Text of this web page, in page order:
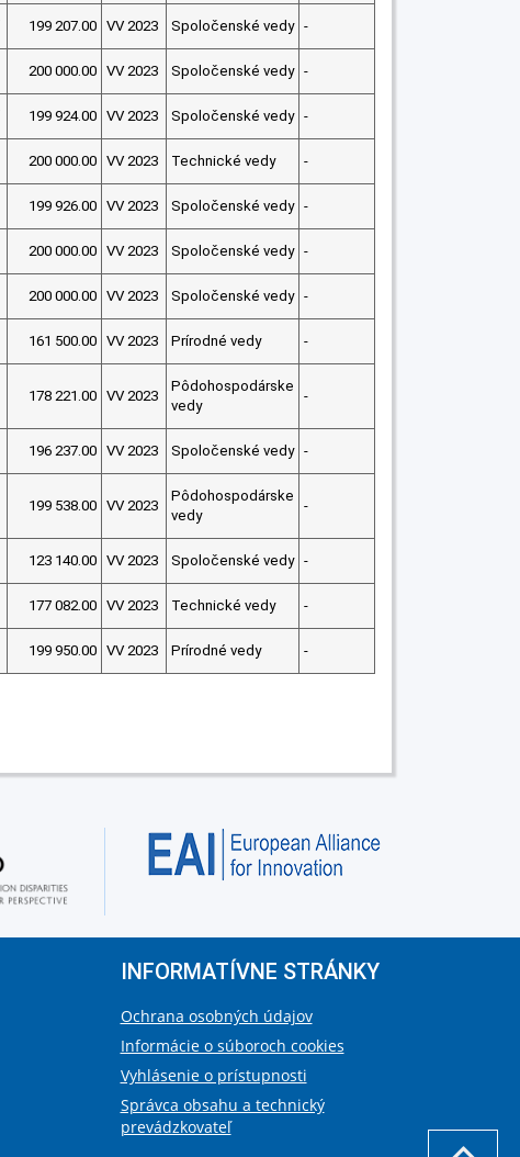
199 207.00 VV 2023 Spoločenské vedy -
200 000.00 VV 2023 Spoločenské vedy -
199 924.00 VV 2023 Spoločenské vedy -
200 000.00 VV 2023 Technické vedy -
199 926.00 VV 2023 Spoločenské vedy -
200 000.00 VV 2023 Spoločenské vedy -
200 000.00 VV 2023 Spoločenské vedy -
161 500.00 VV 2023 Prírodné vedy -
178 221.00 VV 2023
Pôdohospodárske
vedy
-
196 237.00 VV 2023 Spoločenské vedy -
199 538.00 VV 2023
Pôdohospodárske
vedy
-
123 140.00 VV 2023 Spoločenské vedy -
177 082.00 VV 2023 Technické vedy -
199 950.00 VV 2023 Prírodné vedy -
INFORMATÍVNE STRÁNKY
Ochrana osobných údajov
Informácie o súboroch cookies
Vyhlásenie o prístupnosti
Správca obsahu a technický
prevádzkovateľ